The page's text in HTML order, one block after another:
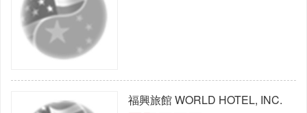
福興旅館WORLD HOTEL, INC.